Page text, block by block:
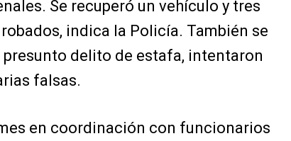
Se recuperó un vehículo y tres
indica la Policía. También se
delito de estafa, intentaron
falsas.
en coordinación con funcionarios